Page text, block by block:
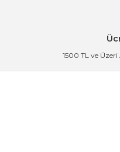
1500 TL ve